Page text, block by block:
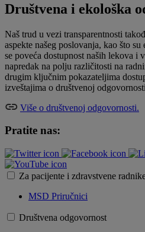
Društvena i ekološka
Naš trud u vezi transparentnosti
aspekte našeg poslovanja, kao što
se poveća dostupnost naših lekova i
napredak na polju različitosti na
drugim ključnim pokazateljima
izveštajima o društvenoj
Više o društvenoj odgovornosti.
Pratite nas:
Za pacijente i zdravstvene
MSD Priručnici
Društvena odgovornost